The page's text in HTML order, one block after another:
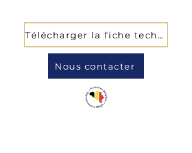
Télécharger la fiche technique
Nous contacter